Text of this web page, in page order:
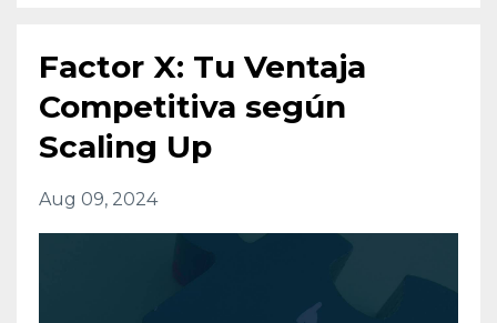
Factor X: Tu Ventaja
Competitiva según
Scaling Up
Aug 09, 2024